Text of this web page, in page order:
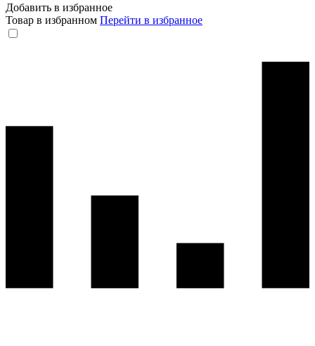
Добавить в избранное
Товар в избранном Перейти в избранное